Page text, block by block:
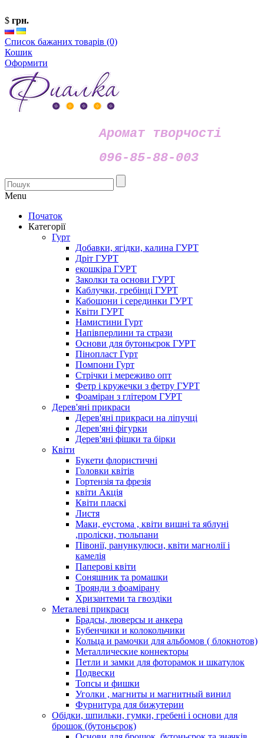
$ грн.
Список бажаних товарів (0)
Кошик
Оформити
Аромат творчості
096-85-88-003
Menu
Початок
Категорії
Гурт
Добавки, ягідки, калина ГУРТ
Дріт ГУРТ
екошкіра ГУРТ
Заколки та основи ГУРТ
Каблучки, гребінці ГУРТ
Кабошони і серединки ГУРТ
Квіти ГУРТ
Намистини Гурт
Напівперлини та стрази
Основи для бутоньєрок ГУРТ
Пінопласт Гурт
Помпони Гурт
Стрічки і мереживо опт
Фетр і кружечки з фетру ГУРТ
Фоаміран з глітером ГУРТ
Дерев'яні прикраси
Дерев'яні прикраси на ліпучці
Дерев'яні фігурки
Дерев'яні фішки та бірки
Квіти
Букети флористичні
Головки квітів
Гортензія та фрезія
квіти Акція
Квіти пласкі
Листя
Маки, еустома , квіти вишні та яблуні
,проліски, тюльпани
Півонії, ранункулюси, квіти магнолії і
камелія
Паперові квіти
Соняшник та ромашки
Троянди з фоамірану
Хризантеми та гвоздіки
Металеві прикраси
Брадсы, люверсы и анкера
Бубенчики и колокольчики
Кольца и рамочки для альбомов ( блокнотов)
Металлические коннекторы
Петли и замки для фоторамок и шкатулок
Подвески
Топсы и фишки
Уголки , магниты и магнитный винил
Фурнитура для бижутерии
Обідки, шпильки, гумки, гребені і основи для
брошок (бутоньєрок)